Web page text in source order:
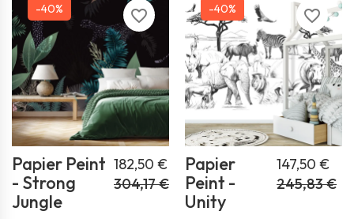
favorite_border
Papier Peint
- Strong
Jungle
182,50 €
304,17 €
-40% favorite_border
Papier
Peint -
Unity
147,50 €
245,83 €
-40%